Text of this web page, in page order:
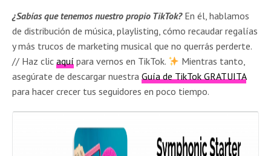
¿Sabías que tenemos nuestro propio TikTok?En él, hablamos
de distribución de música, playlisting, cómo recaudar regalías
y más trucos de marketing musical que no querrás perderte.
// Haz clicaquí para vernos en TikTok.
Mientras tanto,
asegúrate de descargar nuestraGuía de TikTok GRATUITA
para hacer crecer tus seguidores en poco tiempo.